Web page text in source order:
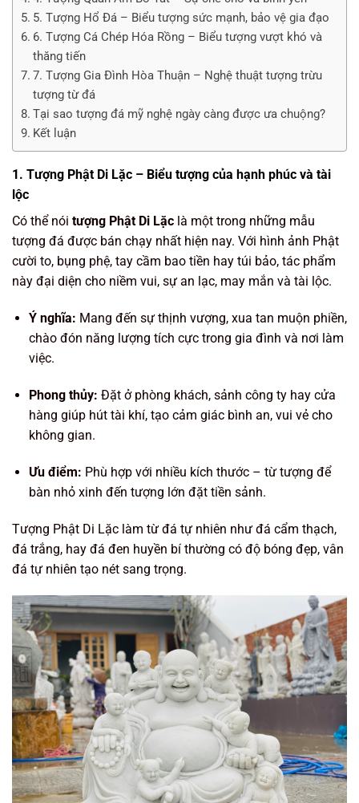
5. Tượng Hổ Đá – Biểu tượng sức mạnh, bảo vệ gia đạo
6. Tượng Cá Chép Hóa Rồng – Biểu tượng vượt khó và
thăng tiến
7. Tượng Gia Đình Hòa Thuận – Nghệ thuật tượng trừu
tượng từ đá
Tại sao tượng đá mỹ nghệ ngày càng được ưa chuộng?
Kết luận
1. Tượng Phật Di Lặc – Biểu tượng của hạnh phúc và tài
lộc
Có thể nói tượng Phật Di Lặc là một trong những mẫu
tượng đá được bán chạy nhất hiện nay. Với hình ảnh Phật
cười to, bụng phệ, tay cầm bao tiền hay túi bảo, tác phẩm
này đại diện cho niềm vui, sự an lạc, may mắn và tài lộc.
Ý nghĩa: Mang đến sự thịnh vượng, xua tan muộn phiền,
chào đón năng lượng tích cực trong gia đình và nơi làm
việc.
Phong thủy: Đặt ở phòng khách, sảnh công ty hay cửa
hàng giúp hút tài khí, tạo cảm giác bình an, vui vẻ cho
không gian.
Ưu điểm: Phù hợp với nhiều kích thước – từ tượng để
bàn nhỏ xinh đến tượng lớn đặt tiền sảnh.
Tượng Phật Di Lặc làm từ đá tự nhiên như đá cẩm thạch,
đá trắng, hay đá đen huyền bí thường có độ bóng đẹp, vân
đá tự nhiên tạo nét sang trọng.